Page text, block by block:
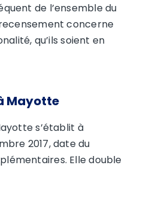
de l’ensemble du
concerne
qu’ils soient en
Mayotte
s’établit à
2017, date du
Elle double